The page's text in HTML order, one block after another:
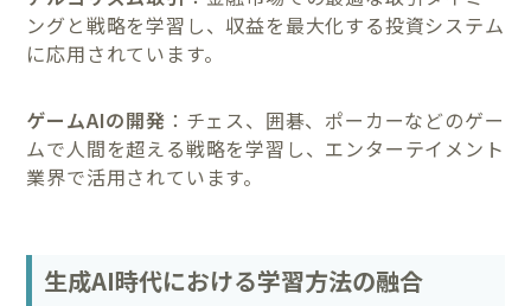
ングと戦略を学習し、収益を最大化する投資システム
に応用されています。
ゲームAIの開発 ：チェス、囲碁、ポーカーなどのゲー
ムで人間を超える戦略を学習し、エンターテイメント
業界で活用されています。
生成AI時代における学習方法の融合